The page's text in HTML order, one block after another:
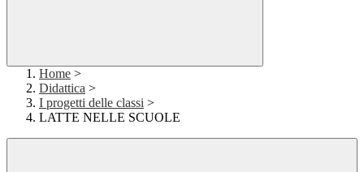
Home >
Didattica >
I progetti delle classi >
LATTE NELLE SCUOLE